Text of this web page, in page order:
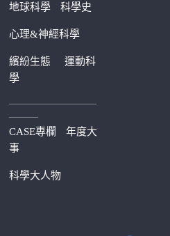
地球科學 科學史
心理&神經科學
繽紛生態運動科
學
—————————
———
CASE專欄
年度大
事
科學大人物